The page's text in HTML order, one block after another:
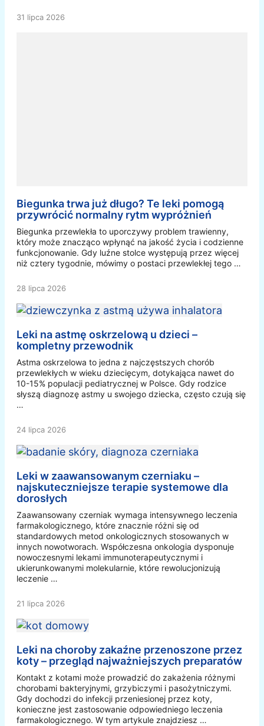
31 lipca 2026
Biegunka trwa już długo? Te leki pomogą
przywrócić normalny rytm wypróżnień
Biegunka przewlekła to uporczywy problem trawienny,
który może znacząco wpłynąć na jakość życia i codzienne
funkcjonowanie. Gdy luźne stolce występują przez więcej
niż cztery tygodnie, mówimy o postaci przewlekłej tego …
28 lipca 2026
Leki na astmę oskrzelową u dzieci –
kompletny przewodnik
Astma oskrzelowa to jedna z najczęstszych chorób
przewlekłych w wieku dziecięcym, dotykająca nawet do
10-15% populacji pediatrycznej w Polsce. Gdy rodzice
słyszą diagnozę astmy u swojego dziecka, często czują się
…
24 lipca 2026
Leki w zaawansowanym czerniaku –
najskuteczniejsze terapie systemowe dla
dorosłych
Zaawansowany czerniak wymaga intensywnego leczenia
farmakologicznego, które znacznie różni się od
standardowych metod onkologicznych stosowanych w
innych nowotworach. Współczesna onkologia dysponuje
nowoczesnymi lekami immunoterapeutycznymi i
ukierunkowanymi molekularnie, które rewolucjonizują
leczenie …
21 lipca 2026
Leki na choroby zakaźne przenoszone przez
koty – przegląd najważniejszych preparatów
Kontakt z kotami może prowadzić do zakażenia różnymi
chorobami bakteryjnymi, grzybiczymi i pasożytniczymi.
Gdy dochodzi do infekcji przeniesionej przez koty,
konieczne jest zastosowanie odpowiedniego leczenia
farmakologicznego. W tym artykule znajdziesz …